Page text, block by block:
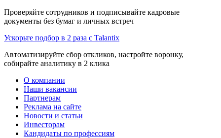
Проверяйте сотрудников и подписывайте кадровые
документы без бумаг и личных встреч
Ускорьте подбор в 2 раза с Talantix
Автоматизируйте сбор откликов, настройте воронку,
собирайте аналитику в 2 клика
О компании
Наши вакансии
Партнерам
Реклама на сайте
Новости и статьи
Инвесторам
Кандидаты по профессиям